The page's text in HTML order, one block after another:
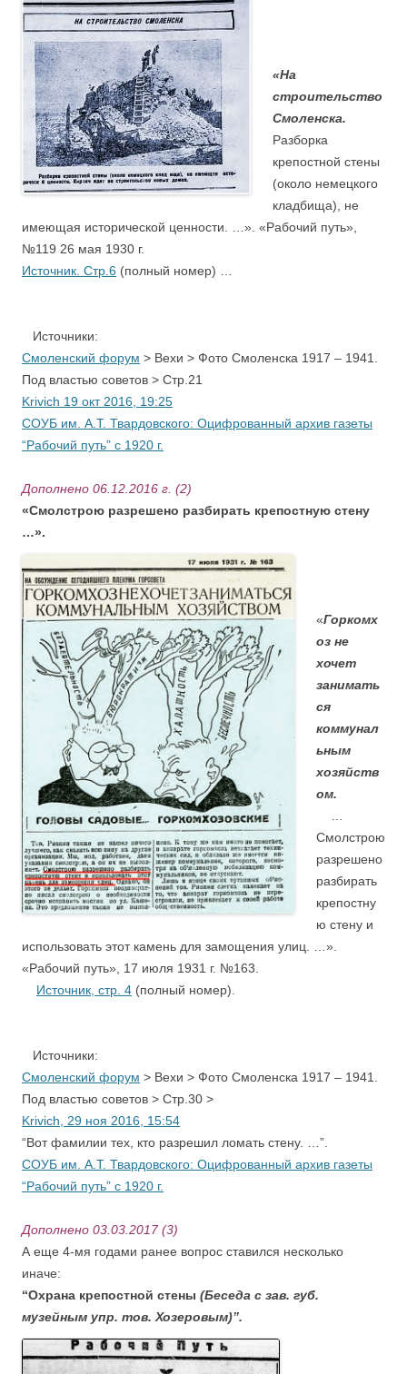
«На
строительство
Смоленска.
Разборка
крепостной стены
(около немецкого
кладбища), не
имеющая исторической ценности. …». «Рабочий путь»,
№119 26 мая 1930 г.
Источник. Стр.6 (полный номер) …
Источники:
Смоленский форум > Вехи > Фото Смоленска 1917 – 1941.
Под властью советов > Стр.21
Krivich 19 окт 2016, 19:25
СОУБ им. А.Т. Твардовского: Оцифрованный архив газеты
“Рабочий путь” с 1920 г.
Дополнено 06.12.2016 г. (2)
«Смолстрою разрешено разбирать крепостную стену
…».
«Горкомх
оз не
хочет
занимать
ся
коммунал
ьным
хозяйств
ом.
Смолстрою
разрешено
разбирать
крепостну
ю стену и
использовать этот камень для замощения улиц. …».
«Рабочий путь», 17 июля 1931 г. №163.
Источник, стр. 4 (полный номер).
Источники:
Смоленский форум > Вехи > Фото Смоленска 1917 – 1941.
Под властью советов > Стр.30 >
Krivich, 29 ноя 2016, 15:54
“Вот фамилии тех, кто разрешил ломать стену. …”.
СОУБ им. А.Т. Твардовского: Оцифрованный архив газеты
“Рабочий путь” с 1920 г.
Дополнено 03.03.2017 (3)
А еще 4-мя годами ранее вопрос ставился несколько
иначе:
“Охрана крепостной стены (Беседа с зав. губ.
музейным упр. тов. Хозеровым)”.